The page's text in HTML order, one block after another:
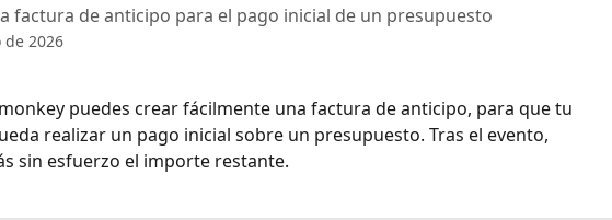
factura de anticipo para el pago inicial de un presupuesto
2026
puedes crear fácilmente una factura de anticipo, para que tu
realizar un pago inicial sobre un presupuesto. Tras el evento,
sin esfuerzo el importe restante.